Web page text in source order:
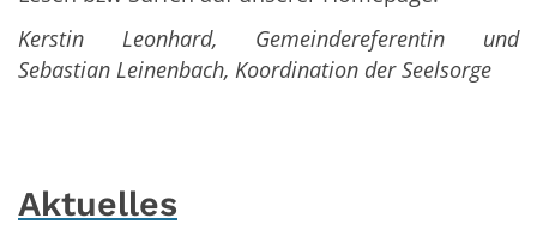
Kerstin Leonhard, Gemeindereferentin und
Sebastian Leinenbach, Koordination der Seelsorge
Aktuelles